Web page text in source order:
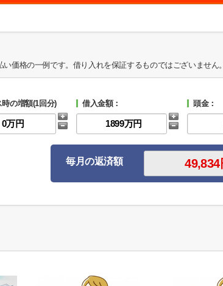
価格の一例です。借り入れを保証するものではございません。
の増額(1回分) 借入金額： 頭金：
毎月の返済額